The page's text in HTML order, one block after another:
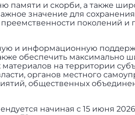
памяти и скорби, а также
значение для
поколений и
и информационную
обеспечить максимально
на территории
органов местного
общественных
начиная с 15 июня